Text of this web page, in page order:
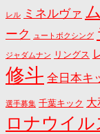
レル ミネルヴァ
ーク
ュートボクシング
ジャダムナン リングス
修斗 全日本キ
選手募集 千葉キック 大
ロナウイル